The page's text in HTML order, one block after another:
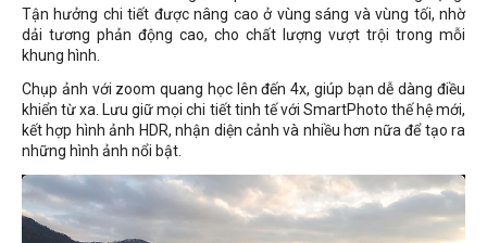
Tận hưởng chi tiết được nâng cao ở vùng sáng và vùng tối, nhờ
dải tương phản động cao, cho chất lượng vượt trội trong mỗi
khung hình.
Chụp ảnh với zoom quang học lên đến 4x, giúp bạn dễ dàng điều
khiển từ xa. Lưu giữ mọi chi tiết tinh tế với SmartPhoto thế hệ mới,
kết hợp hình ảnh HDR, nhận diện cảnh và nhiều hơn nữa để tạo ra
những hình ảnh nổi bật.